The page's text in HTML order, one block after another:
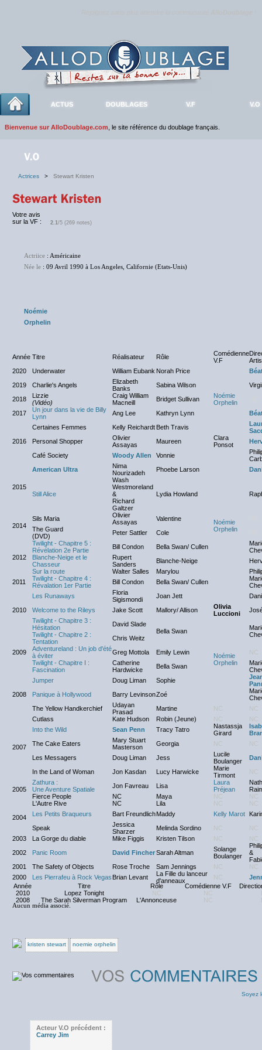
ACTUS DOUBLAGES V.F V.O
Bienvenue sur AlloDoublage.com , le site référence du doublage français.
Actrices > Stewart Kristen
Votre avis
sur la VF :
2.1/5 (269 notes)
Actriice : Américaine
Née le : 09 Avril 1990 à Los Angeles, Californie (Etats-Unis)
Noémie
Orphelin
Année Titre Réalisateur Rôle
Comédienne
V.F
2020
Underwater William Eubank Norah Price
Noémie
Orphelin
2019
Charlie's Angels
Elizabeth
Banks
Sabina Wilson
2018
Lizzie
(Vidéo)
Craig William
Macneill
Bridget Sullivan
2017
Un jour dans la vie de Billy
Lynn
Ang Lee Kathryn Lynn
2016
Certaines Femmes Kelly Reichardt Beth Travis
Personal Shopper
Olivier
Assayas
Maureen
Clara
Ponsot
Café Society
Woody Allen Vonnie
Noémie
Orphelin
2015
American Ultra
Nima
Nourizadeh
Phoebe Larson
Still Alice
Wash
Westmoreland
&
Richard
Galtzer
Lydia Howland
2014
Sils Maria
Olivier
Assayas
Valentine
The Guard
(DVD)
Peter Sattler Cole
2012
Twilight - Chapitre 5 :
Révélation 2e Partie
Bill Condon Bella Swan/ Cullen
Blanche-Neige et le
Chasseur
Rupert
Sanders
Blanche-Neige
Sur la route
Walter Salles Marylou
2011
Twilight - Chapitre 4 :
Révalation 1er Partie
Bill Condon Bella Swan/ Cullen
2010
Les Runaways
Floria
Sigismondi
Joan Jett
Welcome to the Rileys
Jake Scott Mallory/ Allison
Olivia
Luccioni
Twilight - Chapitre 3 :
Hésitation
David Slade
Bella Swan
Noémie
Orphelin
2009
Twilight - Chapitre 2 :
Tentation
Chris Weitz
Adventureland : Un job d'été
à éviter
Greg Mottola Emily Lewin
NC
Twilight - Chapitre I :
Fascination
Catherine
Hardwicke
Bella Swan
2008
Jumper Doug Liman Sophie
Panique à Hollywood
Barry LevinsonZoé
The Yellow Handkerchief
Udayan
Prasad
Martine NC NC
2007
Cutlass Kate Hudson Robin (Jeune) NC
NC
Into the Wild
Sean Penn Tracy Tatro
Nastassja
Girard
The Cake Eaters
Mary Stuart
Masterson
Georgia NC
NC
Les Messagers
Doug Liman Jess
Lucile
Boulanger
In the Land of Woman
Jon Kasdan Lucy Harwicke
Marie
Tirmont
NC
2005
Zathura :
Une Aventure Spatiale
Jon Favreau Lisa
Laura
Préjean
Fierce People
NC Maya NC NC
2004
L'Autre Rive NC Lila NC
NC
Les Petits Braqueurs
Bart FreundlichMaddy Kelly Marot
Speak
Jessica
Sharzer
Melinda Sordino NC
NC
2003
La Gorge du diable Mike Figgis Kristen Tilson NC
NC
2002
Panic Room David FincherSarah Altman
Solange
Boulanger
&
2001
The Safety of Objects Rose Troche Sam Jennings NC
NC
2000
Les Pierrafeu à Rock Vegas Brian Levant
La Fille du lanceur
d'anneaux
NC
Année
Titre Rôle Comédienne V.F
2010
Lopez Tonight NC NC
2008
The Sarah Silverman Program L'Annonceuse NC
Aucun média associé.
kristen stewart noemie orphelin
Soyez
Acteur V.O précédent :
Carrey Jim